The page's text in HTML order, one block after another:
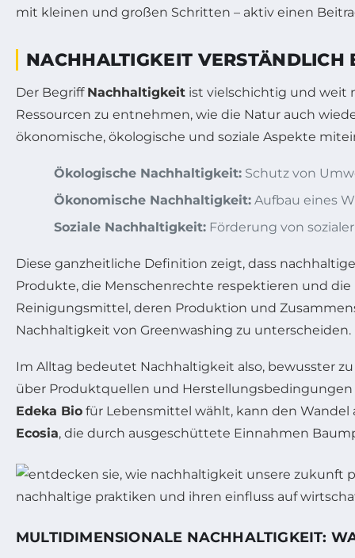
mit kleinen und großen Schritten – aktiv einen
NACHHALTIGKEIT
Der Begriff Nachhaltigkeit ist vielschichtig und weit
Ressourcen zu entnehmen, wie die Natur auch
ökonomische, ökologische und soziale Aspekte
Ökologische Nachhaltigkeit: Schutz von
Ökonomische Nachhaltigkeit: Aufbau eines
Soziale Nachhaltigkeit: Förderung von
Diese ganzheitliche Definition zeigt, dass
Produkte, die Menschenrechte respektieren und
Reinigungsmittel, deren Produktion und
Nachhaltigkeit von Greenwashing zu unterscheiden.
Im Alltag bedeutet Nachhaltigkeit also, bewusster
über Produktquellen und
Edeka Bio für Lebensmittel wählt, kann den
Ecosia, die durch ausgeschüttete Einnahmen
MULTIDIMENSIONALE NACHHALTIGKEIT: